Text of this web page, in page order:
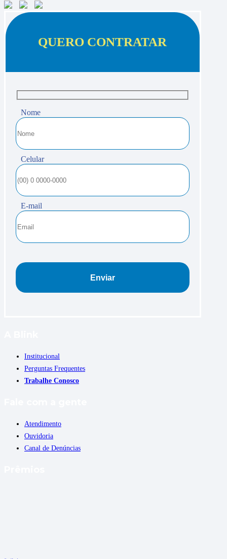
QUERO CONTRATAR
Nome
Celular
E-mail
Institucional
Perguntas Frequentes
Trabalhe Conosco
Atendimento
Ouvidoria
Canal de Denúncias